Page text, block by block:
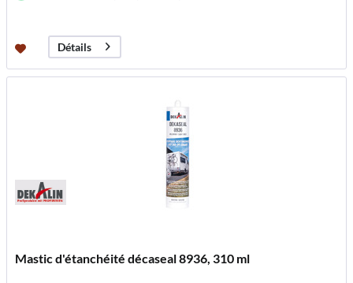
Détails
Mastic d'étanchéité décaseal 8936, 310 ml